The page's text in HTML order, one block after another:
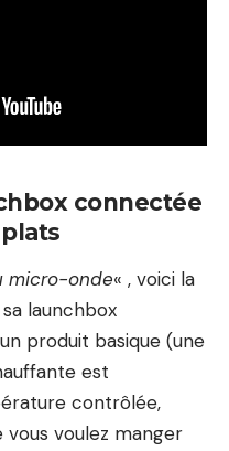
connectée
micro-onde« , voici la
launchbox
produit basique (une
est
contrôlée,
vous voulez manger